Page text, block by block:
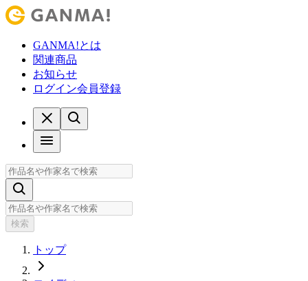
GANMA!とは
関連商品
お知らせ
ログイン会員登録
検索
トップ